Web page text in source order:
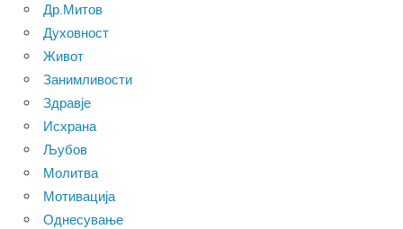
Др.Митов
Духовност
Живот
Занимливости
Здравје
Исхрана
Љубов
Молитва
Мотивација
Однесување